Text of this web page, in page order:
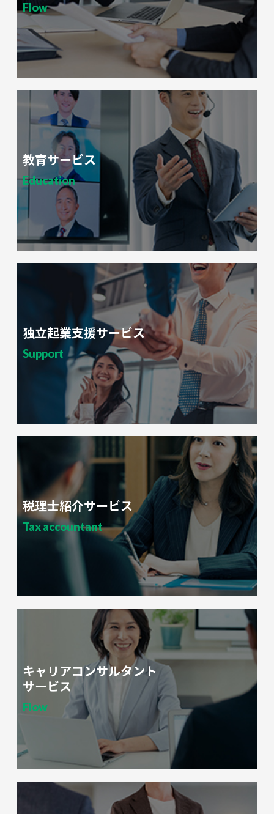
Flow
教育サービス
Education
独立起業支援サービス
Support
税理士紹介サービス
Tax accountant
キャリアコンサルタント
サービス
Flow